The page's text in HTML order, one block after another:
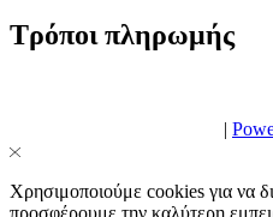
Τρόποι πληρωμής
|
Χρησιμοποιούμε cookies για να